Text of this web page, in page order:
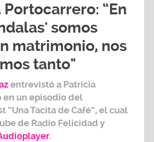
“En
somos
matrimonio, nos
tanto"
entrevistó a Patricia
en un episodio del
“Una Tacita de Café”, el cual
de Radio Felicidad y
.